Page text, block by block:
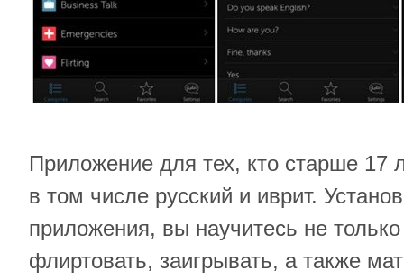
Приложение для тех, кто старше 17
в том числе русский и иврит.
приложения, вы научитесь не
флиртовать, заигрывать, а также